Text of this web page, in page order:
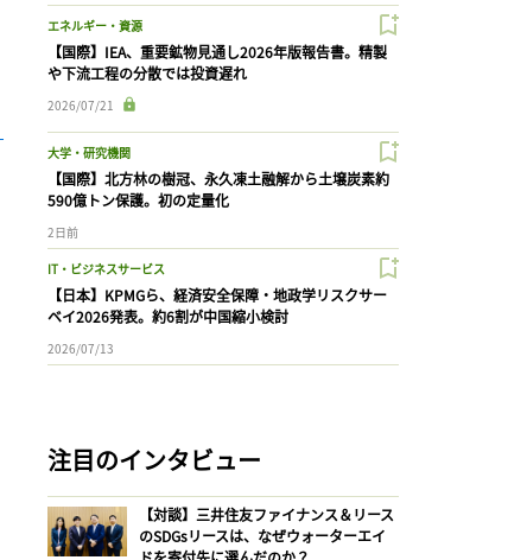
エネルギー・資源
【国際】IEA、重要鉱物見通し2026年版報告書。精製
や下流工程の分散では投資遅れ
2026/07/21
大学・研究機関
【国際】北方林の樹冠、永久凍土融解から土壌炭素約
590億トン保護。初の定量化
2日前
IT・ビジネスサービス
【日本】KPMGら、経済安全保障・地政学リスクサー
ベイ2026発表。約6割が中国縮小検討
2026/07/13
注目のインタビュー
【対談】三井住友ファイナンス＆リース
のSDGsリースは、なぜウォーターエイ